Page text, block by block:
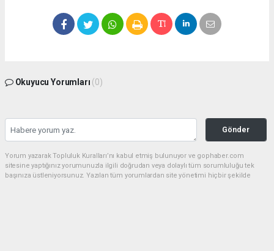
Okuyucu Yorumları (0)
Gönder
Yorum yazarak Topluluk Kuralları’nı kabul etmiş bulunuyor ve gophaber.com
sitesine yaptığınız yorumunuzla ilgili doğrudan veya dolaylı tüm sorumluluğu tek
başınıza üstleniyorsunuz. Yazılan tüm yorumlardan site yönetimi hiçbir şekilde